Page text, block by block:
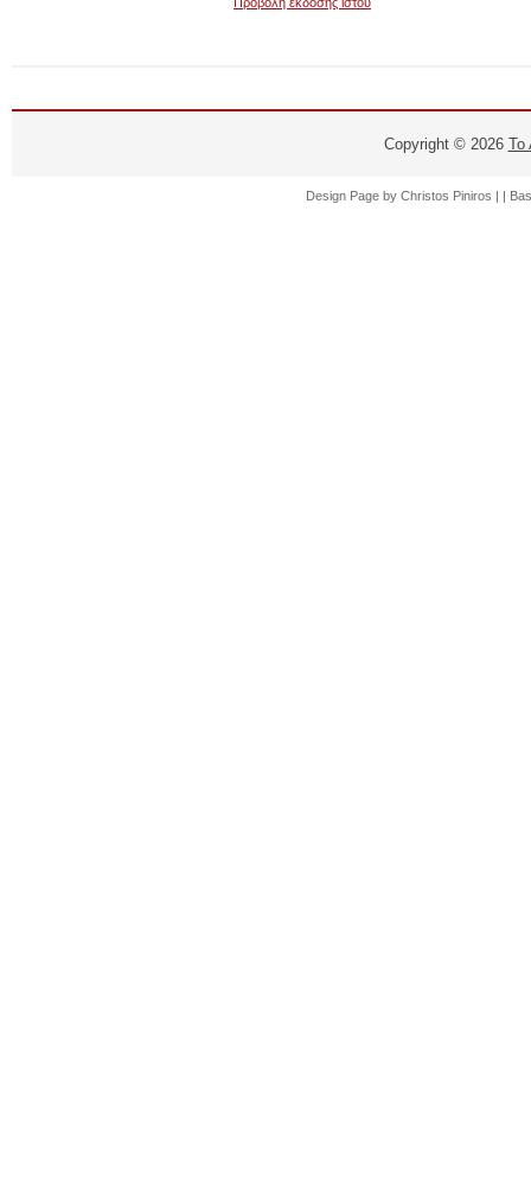
Copyright © 2026 Το
Design Page by Christos Piniros | |